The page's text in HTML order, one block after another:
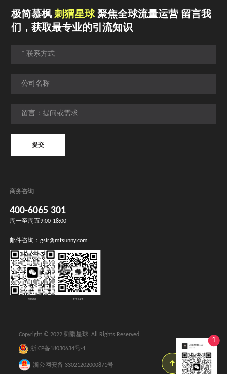
极简慕枫刺猬星球聚焦全球流量运营 留言我
们，获取最专业的引流知识
提交
商务咨询
400-6065 301
周一至周五9:00-18:00
邮件咨询：gsir@mfsunny.com
扫码咨询 关注公众号
Copyright © 2022 刺猬星球. All Rights Reserved.
浙ICP备18030634号-1
浙公网安备 33021202000871号
返回顶
部
1